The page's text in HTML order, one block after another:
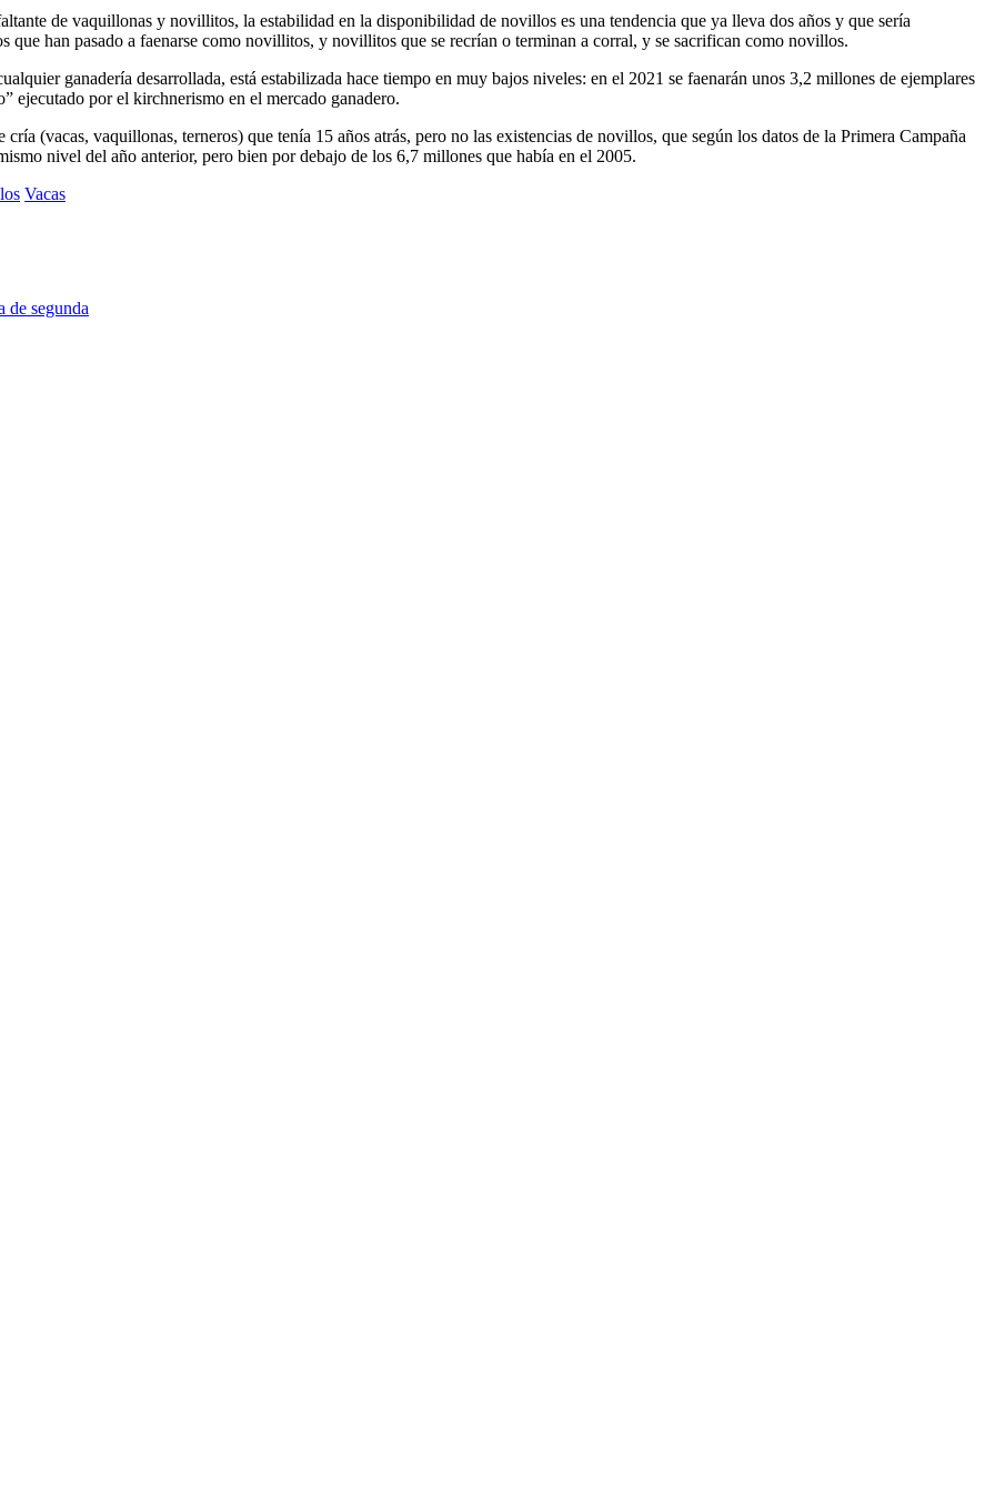
de vaquillonas y novillitos, la estabilidad en la disponibilidad de novillos es una tendencia que ya lleva dos años y que sería
que han pasado a faenarse como novillitos, y novillitos que se recrían o terminan a corral, y se sacrifican como novillos.
ganadería desarrollada, está estabilizada hace tiempo en muy bajos niveles: en el 2021 se faenarán unos 3,2 millones de ejemplares
ejecutado por el kirchnerismo en el mercado ganadero.
(vacas, vaquillonas, terneros) que tenía 15 años atrás, pero no las existencias de novillos, que según los datos de la Primera Campaña
nivel del año anterior, pero bien por debajo de los 6,7 millones que había en el 2005.
Vacas
de segunda